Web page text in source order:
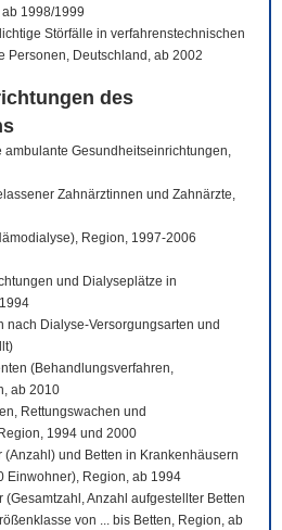
1998/1999
Störfälle in verfahrenstechnischen
Personen, Deutschland, ab 2002
des
ambulante Gesundheitseinrichtungen,
Zahnärztinnen und Zahnärzte,
Region, 1997-2006
und Dialyseplätze in
nach Dialyse-Versorgungsarten und
(Behandlungsverfahren,
ab 2010
Rettungswachen und
1994 und 2000
(Anzahl) und Betten in Krankenhäusern
Einwohner), Region, ab 1994
(Gesamtzahl, Anzahl aufgestellter Betten
von ... bis Betten, Region, ab